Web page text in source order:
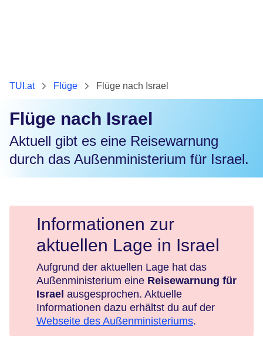
TUI.at Flüge Flüge nach Israel
Flüge nach Israel
Aktuell gibt es eine Reisewarnung
durch das Außenministerium für Israel.
Informationen zur
aktuellen Lage in Israel
Aufgrund der aktuellen Lage hat das
Außenministerium eine Reisewarnung für
Israel ausgesprochen. Aktuelle
Informationen dazu erhältst du auf der
Webseite des Außenministeriums.